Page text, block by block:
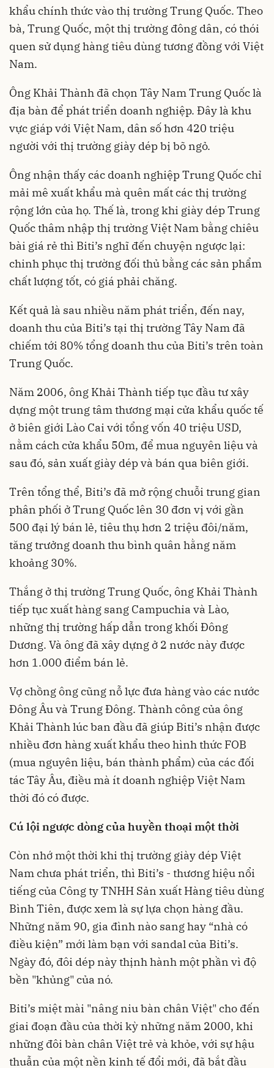
khẩu chính thức vào thị trường Trung Quốc. Theo
bà, Trung Quốc, một thị trường đông dân, có thói
quen sử dụng hàng tiêu dùng tương đồng với Việt
Nam.
Ông Khải Thành đã chọn Tây Nam Trung Quốc là
địa bàn để phát triển doanh nghiệp. Đây là khu
vực giáp với Việt Nam, dân số hơn 420 triệu
người với thị trường giày dép bị bõ ngỏ.
Ông nhận thấy các doanh nghiệp Trung Quốc chỉ
mải mê xuất khẩu mà quên mất các thị trường
rộng lớn của họ. Thế là, trong khi giày dép Trung
Quốc thâm nhập thị trường Việt Nam bằng chiêu
bài giá rẻ thì Biti’s nghĩ đến chuyện ngược lại:
chinh phục thị trường đối thủ bằng các sản phẩm
chất lượng tốt, có giá phải chăng.
Kết quả là sau nhiều năm phát triển, đến nay,
doanh thu của Biti’s tại thị trường Tây Nam đã
chiếm tới 80% tổng doanh thu của Biti’s trên toàn
Trung Quốc.
Năm 2006, ông Khải Thành tiếp tục đầu tư xây
dựng một trung tâm thương mại cửa khẩu quốc tế
ở biên giới Lào Cai với tổng vốn 40 triệu USD,
nằm cách cửa khẩu 50m, để mua nguyên liệu và
sau đó, sản xuất giày dép và bán qua biên giới.
Trên tổng thể, Biti’s đã mở rộng chuỗi trung gian
phân phối ở Trung Quốc lên 30 đơn vị với gần
500 đại lý bán lẻ, tiêu thụ hơn 2 triệu đôi/năm,
tăng trưởng doanh thu bình quân hằng năm
khoảng 30%.
Thắng ở thị trường Trung Quốc, ông Khải Thành
tiếp tục xuất hàng sang Campuchia và Lào,
những thị trường hấp dẫn trong khối Đông
Dương. Và ông đã xây dựng ở 2 nước này được
hơn 1.000 điểm bán lẻ.
Vợ chồng ông cũng nỗ lực đưa hàng vào các nước
Đông Âu và Trung Đông. Thành công của ông
Khải Thành lúc ban đầu đã giúp Biti’s nhận được
nhiều đơn hàng xuất khẩu theo hình thức FOB
(mua nguyên liệu, bán thành phẩm) của các đối
tác Tây Âu, điều mà ít doanh nghiệp Việt Nam
thời đó có được.
Cú lội ngược dòng của huyền thoại một thời
Còn nhớ một thời khi thị trường giày dép Việt
Nam chưa phát triển, thì Biti’s - thương hiệu nổi
tiếng của Công ty TNHH Sản xuất Hàng tiêu dùng
Bình Tiên, được xem là sự lựa chọn hàng đầu.
Những năm 90, gia đình nào sang hay “nhà có
điều kiện” mới làm bạn với sandal của Biti’s.
Ngày đó, đôi dép này thịnh hành một phần vì độ
bền "khủng" của nó.
Biti’s miệt mài "nâng niu bàn chân Việt" cho đến
giai đoạn đầu của thời kỳ những năm 2000, khi
những đôi bàn chân Việt trẻ và khỏe, với sự hậu
thuẫn của một nền kinh tế đổi mới, đã bắt đầu